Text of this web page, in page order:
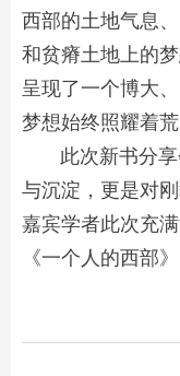
西部的土地气息
和贫瘠土地上的
呈现了一个博大
梦想始终照耀着荒
此次新书分享
与沉淀，更是对
嘉宾学者此次充
《一个人的西部